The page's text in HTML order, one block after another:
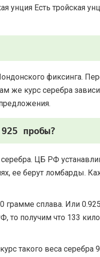
унция Есть тройская
фиксинга.
же курс серебра
пробы?
ЦБ РФ
ее берут ломбарды.
грамме сплава. Или
то получим что 133
такого веса серебра